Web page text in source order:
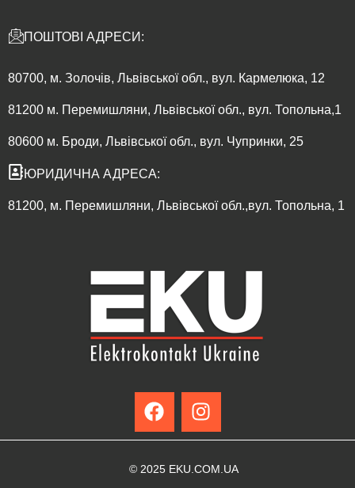
ПОШТОВІ АДРЕСИ:
80700, м. Золочів, Львівської обл., вул. Кармелюка, 12
81200 м. Перемишляни, Львівської обл., вул. Топольна,1
80600 м. Броди, Львівської обл., вул. Чупринки, 25
ЮРИДИЧНА АДРЕСА:
81200, м. Перемишляни, Львівської обл.,вул. Топольна, 1
© 2025 EKU.COM.UA